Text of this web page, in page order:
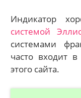
Индикатор
системой
системами
часто входит в
этого сайта.